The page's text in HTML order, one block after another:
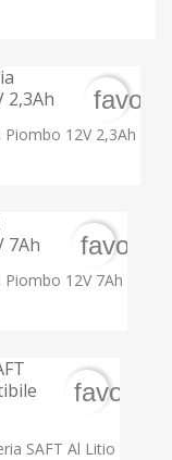
Piombo 12V 2,3Ah
Piombo 12V 7Ah
SAFT Al Litio